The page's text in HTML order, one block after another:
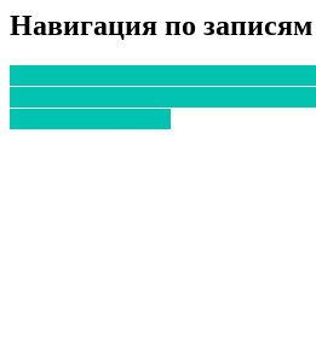
Навигация по записям